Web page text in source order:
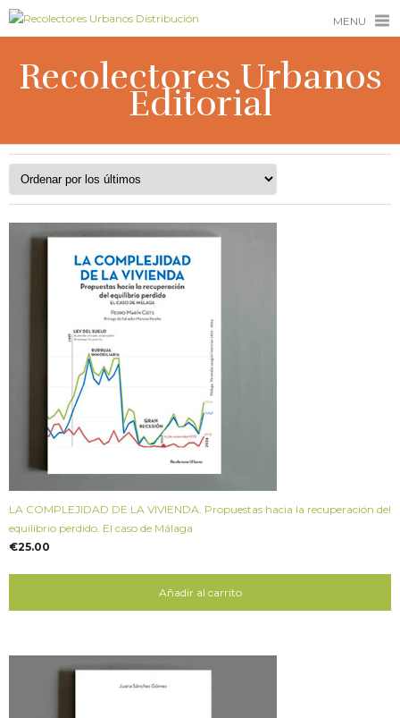
MENU
Recolectores Urbanos
Editorial
LA COMPLEJIDAD DE LA VIVIENDA. Propuestas hacia la recuperación del
equilibrio perdido. El caso de Málaga
€25.00
Añadir al carrito